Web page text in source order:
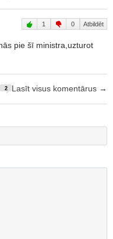
1 0 Atbildēt
pie šī ministra,uzturot
2 Lasīt visus komentārus →